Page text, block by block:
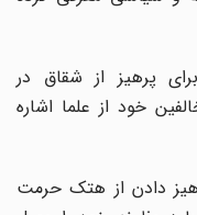
پرهیز از شقاق در
خود از علما اشاره
دادن از هتک حرمت